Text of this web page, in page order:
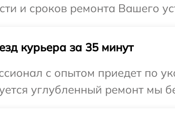
и сроков ремонта Вашего
курьера за 35 минут
с опытом приедет по
углубленный ремонт мы